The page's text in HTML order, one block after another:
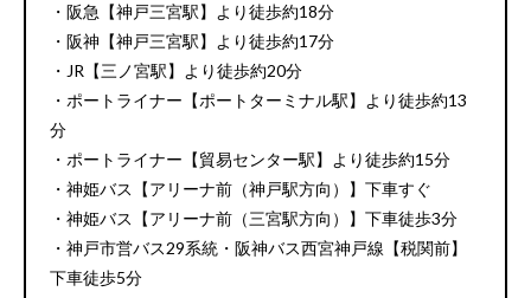
・阪急【神戸三宮駅】より徒歩約18分
・阪神【神戸三宮駅】より徒歩約17分
・JR【三ノ宮駅】より徒歩約20分
・ポートライナー【ポートターミナル駅】より徒歩約13
分
・ポートライナー【貿易センター駅】より徒歩約15分
・神姫バス【アリーナ前（神戸駅方向）】下車すぐ
・神姫バス【アリーナ前（三宮駅方向）】下車徒歩3分
・神戸市営バス29系統・阪神バス西宮神戸線【税関前】
下車徒歩5分